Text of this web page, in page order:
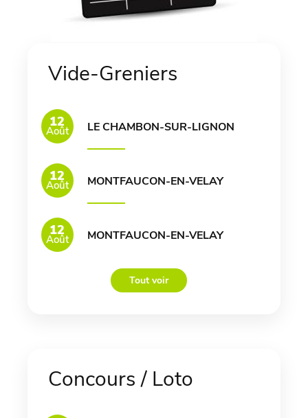
Vide-Greniers
12
Août LE CHAMBON-SUR-LIGNON
12
Août MONTFAUCON-EN-VELAY
12
Août MONTFAUCON-EN-VELAY
Tout voir
Concours / Loto